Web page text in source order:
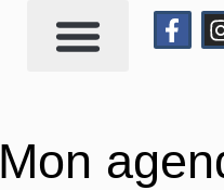
Mon